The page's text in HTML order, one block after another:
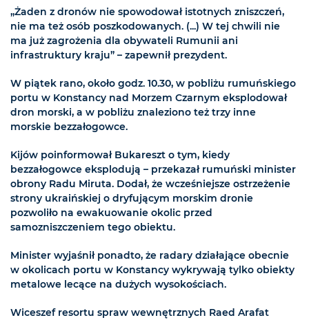
„Żaden z dronów nie spowodował istotnych zniszczeń,
nie ma też osób poszkodowanych. (...) W tej chwili nie
ma już zagrożenia dla obywateli Rumunii ani
infrastruktury kraju” – zapewnił prezydent.
W piątek rano, około godz. 10.30, w pobliżu rumuńskiego
portu w Konstancy nad Morzem Czarnym eksplodował
dron morski, a w pobliżu znaleziono też trzy inne
morskie bezzałogowce.
Kijów poinformował Bukareszt o tym, kiedy
bezzałogowce eksplodują – przekazał rumuński minister
obrony Radu Miruta. Dodał, że wcześniejsze ostrzeżenie
strony ukraińskiej o dryfującym morskim dronie
pozwoliło na ewakuowanie okolic przed
samozniszczeniem tego obiektu.
Minister wyjaśnił ponadto, że radary działające obecnie
w okolicach portu w Konstancy wykrywają tylko obiekty
metalowe lecące na dużych wysokościach.
Wiceszef resortu spraw wewnętrznych Raed Arafat